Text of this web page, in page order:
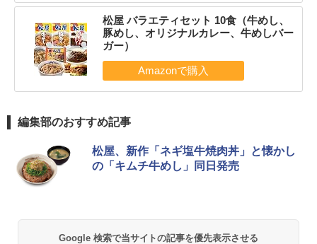
松屋 バラエティセット 10食（牛めし、
豚めし、オリジナルカレー、牛めしバー
ガー）
編集部のおすすめ記事
松屋、新作「ネギ塩牛焼肉丼」と懐かし
の「キムチ牛めし」同日発売
Google 検索で当サイトの記事を優先表示させる